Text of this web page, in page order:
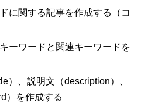
に関する記事を作成する（コ
ーワードと関連キーワードを
）、説明文（description）、
）を作成する